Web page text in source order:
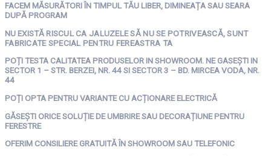
FACEM MĂSURĂTORI ÎN TIMPUL TĂU LIBER, DIMINEAȚA SAU SEARA
DUPĂ PROGRAM
NU EXISTĂ RISCUL CA JALUZELE SĂ NU SE POTRIVEASCĂ, SUNT
FABRICATE SPECIAL PENTRU FEREASTRA TA
POȚI TESTA CALITATEA PRODUSELOR IN SHOWROOM. NE GASEȘTI IN
SECTOR 1 – STR. BERZEI, NR. 44 SI SECTOR 3 – BD. MIRCEA VODA, NR.
44
POȚI OPTA PENTRU VARIANTE CU ACȚIONARE ELECTRICĂ
GĂSEȘTI ORICE SOLUȚIE DE UMBRIRE SAU DECORAȚIUNE PENTRU
FERESTRE
OFERIM CONSILIERE GRATUITĂ ÎN SHOWROOM SAU TELEFONIC